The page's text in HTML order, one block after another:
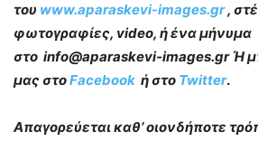
του www.aparaskevi-images.gr,
φωτογραφίες, video, ή ένα μήνυμα
στο info@aparaskevi-images.gr Ή
μας στοFacebook ή στο Twitter.
Απαγορεύεται καθ’ οιονδήποτε